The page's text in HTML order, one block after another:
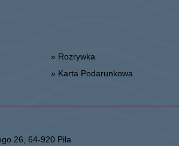
» Rozrywka
» Karta Podarunkowa
26, 64-920 Piła